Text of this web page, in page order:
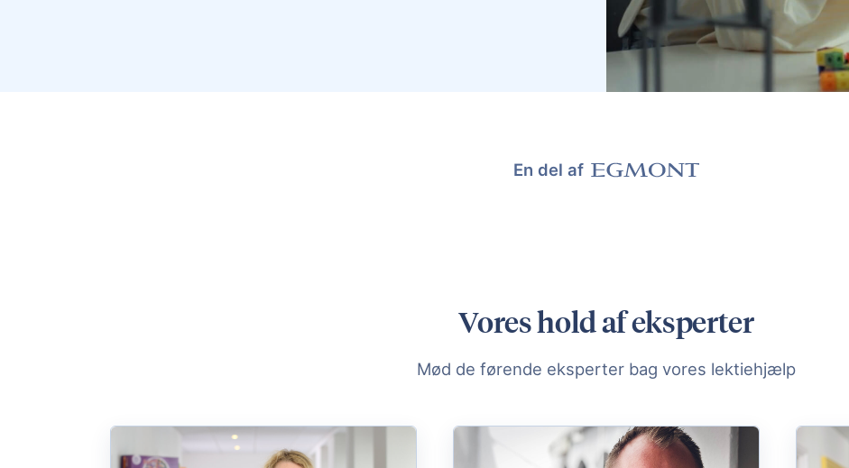
En del af
Vores hold af eksperter
Mød de førende eksperter bag vores lektiehjælp